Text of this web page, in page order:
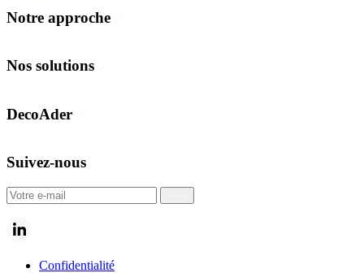
Notre approche
Fabriquer
Nos solutions
Habillage des espaces
DecoAder
Nos engagements
Nos partenaires
Suivez-nous
Confidentialité